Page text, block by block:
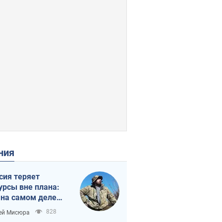
теряет
вне плана:
на самом деле
темп войны
Мисюра 828